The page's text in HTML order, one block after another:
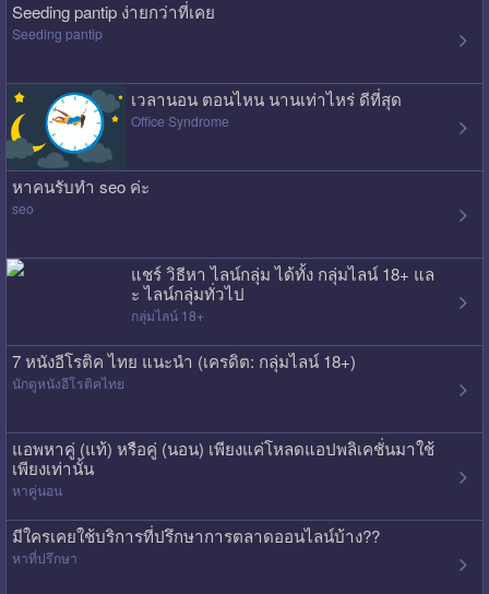
Seeding pantip ง่ายกว่าที่เคย
Seeding pantip
เวลานอน ตอนไหน นานเท่าไหร่ ดีที่สุด
Office Syndrome
หาคนรับทำ seo ค่ะ
seo
แชร์ วิธีหา ไลน์กลุ่ม ได้ทั้ง กลุ่มไลน์ 18+ แล
ะ ไลน์กลุ่มทั่วไป
กลุ่มไลน์ 18+
7 หนังอีโรติค ไทย แนะนำ (เครดิต: กลุ่มไลน์ 18+)
นักดูหนังอีโรติคไทย
แอพหาคู่ (แท้) หรือคู่ (นอน) เพียงแค่โหลดแอปพลิเคชั่นมาใช้
เพียงเท่านั้น
หาคู่นอน
มีใครเคยใช้บริการที่ปรึกษาการตลาดออนไลน์บ้าง??
หาที่ปรึกษา